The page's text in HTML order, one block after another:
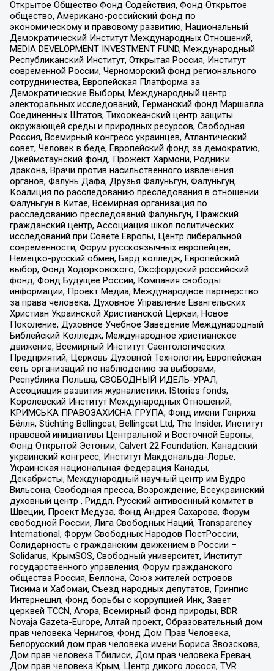
Открытое Общество Фонд Содействия, Фонд Открытое
общество, Американо-российский фонд по
экономическому и правовому развитию, Национальный
Демократический Институт Международных Отношений,
MEDIA DEVELOPMENT INVESTMENT FUND, Международный
Республиканский Институт, Открытая Россия, Институт
современной России, Черноморский фонд регионального
сотрудничества, Европейская Платформа за
Демократические Выборы, Международный центр
электоральных исследований, Германский фонд Маршалла
Соединенных Штатов, Тихоокеанский центр защиты
окружающей среды и природных ресурсов, Свободная
Россия, Всемирный конгресс украинцев, Атлантический
совет, Человек в беде, Европейский фонд за демократию,
Джеймстаунский фонд, Прожект Хармони, Родники
дракона, Врачи против насильственного извлечения
органов, Фалунь Дафа, Друзья Фалуньгун, Фалуньгун,
Коалиция по расследованию преследования в отношении
Фалуньгун в Китае, Всемирная организация по
расследованию преследований Фалуньгун, Пражский
гражданский центр, Ассоциация школ политических
исследований при Совете Европы, Центр либеральной
современности, Форум русскоязычных европейцев,
Немецко-русский обмен, Бард колледж, Европейский
выбор, Фонд Ходорковского, Оксфордский российский
фонд, Фонд Будущее России, Компания свободы
информации, Проект Медиа, Международное партнерство
за права человека, Духовное Управление Евангельских
Христиан Украинской Христианской Церкви, Новое
Поколение, Духовное Учебное Заведение Международный
Библейский Колледж, Международное христианское
движение, Всемирный Институт Саентологических
Предприятий, Церковь Духовной Технологии, Европейская
сеть организаций по наблюдению за выборами,
Республика Польша, СВОБОДНЫЙ ИДЕЛЬ-УРАЛ,
Ассоциация развития журналистики, IStories fonds,
Королевский Институт Международных Отношений,
КРИМСЬКА ПРАВОЗАХИСНА ГРУПА, Фонд имени Генриха
Бёлля, Stichting Bellingcat, Bellingcat Ltd, The Insider, Институт
правовой инициативы Центральной и Восточной Европы,
Фонд Открытой Эстонии, Calvert 22 Foundation, Канадский
украинский конгресс, Институт Макдональда-Лорье,
Украинская национальная федерация Канады,
Декабристы, Международный научный центр им Вудро
Вильсона, Свободная пресса, Возрождение, Всеукраинский
духовный центр , Риддл, Русский антивоенный комитет в
Швеции, Проект Медуза, Фонд Андрея Сахарова, Форум
свободной России, Лига Свободных Наций, Transparеncy
International, Форум Свободных Народов ПостРоссии,
Солидарность с гражданским движением в России –
Solidarus, КрымSOS, Свободный университет, Институт
государственного управления, Форум гражданского
общества Россия, Беллона, Союз жителей островов
Тисима и Хабомаи, Съезд народных депутатов, Гринпис
Интернешнл, Фонд борьбы с коррупцией Инк, Завет
церквей TCCN, Агора, Всемирный фонд природы, BDR
Novaja Gazeta-Europe, Алтай проект, Образовательный дом
прав человека Чернигов, Фонд Дом Прав Человека,
Белорусский дом прав человека имени Бориса Звозскова,
Дом прав человека Тбилиси, Дом прав человека Ереван,
Дом прав человека Крым, Центр дикого лосося, TVR